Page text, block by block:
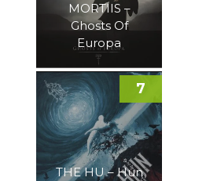
MORTIIS –
Ghosts Of
Europa
THE HU – Hun
7